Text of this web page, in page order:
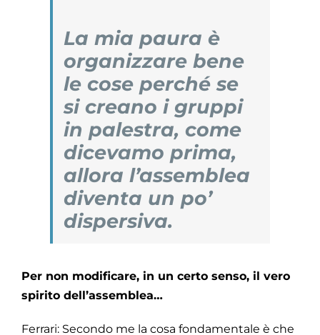
La mia paura è
organizzare bene
le cose perché se
si creano i gruppi
in palestra, come
dicevamo prima,
allora l’assemblea
diventa un po’
dispersiva.
Per non modificare, in un certo senso, il vero
spirito dell’assemblea…
Ferrari: Secondo me la cosa fondamentale è che